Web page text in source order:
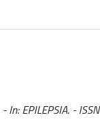
In: EPILEPSIA. - ISSN